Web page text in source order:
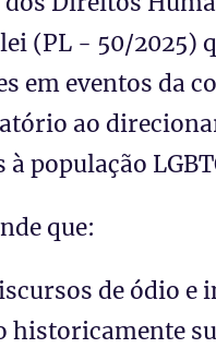
(PL - 50/2025)
em eventos da
ao
população
que:
de ódio
historicamente